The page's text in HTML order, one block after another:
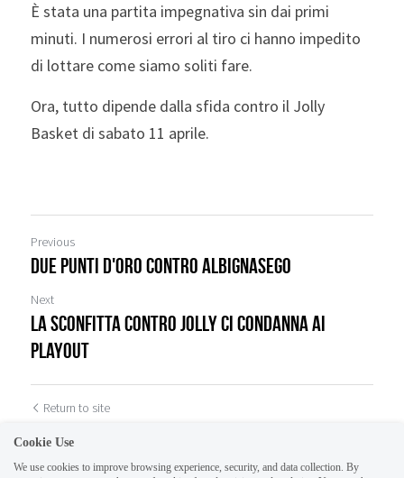
È stata una partita impegnativa sin dai primi
minuti. I numerosi errori al tiro ci hanno impedito
di lottare come siamo soliti fare.
Ora, tutto dipende dalla sfida contro il Jolly
Basket di sabato 11 aprile.
Previous
Due punti d'oro contro Albignasego
Next
La sconfitta contro Jolly ci condanna ai
playout
Return to site
Cookie Use
We use cookies to improve browsing experience, security, and data collection. By